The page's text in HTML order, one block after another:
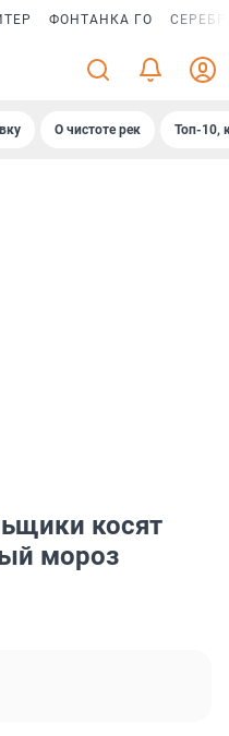
ФОНТАНКА ГО
О чистоте рек Топ-10,
косят
мороз